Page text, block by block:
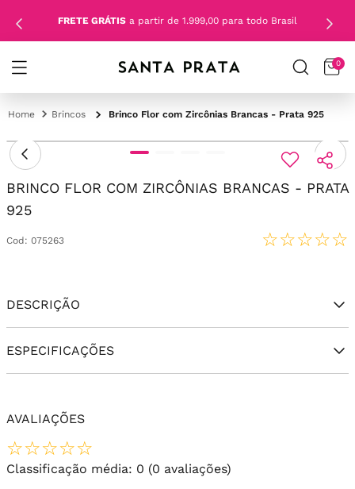
FRETE GRÁTIS a partir de 1.999,00 para todo Brasil
0
Brincos Brinco Flor com Zircônias Brancas - Prata 925
BRINCO FLOR COM ZIRCÔNIAS BRANCAS - PRATA
925
Cod : 075263 ☆☆☆☆☆
DESCRIÇÃO
ESPECIFICAÇÕES
AVALIAÇÕES
☆☆☆☆☆
Classificação média: 0 (0 avaliações)